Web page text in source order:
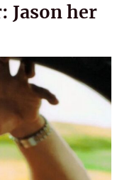
Jason her